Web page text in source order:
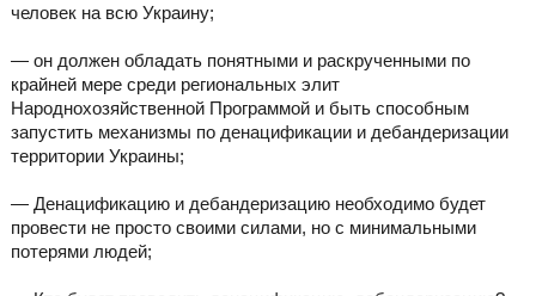
человек на всю Украину;
— он должен обладать понятными и раскрученными по
крайней мере среди региональных элит
Народнохозяйственной Программой и быть способным
запустить механизмы по денацификации и дебандеризации
территории Украины;
— Денацификацию и дебандеризацию необходимо будет
провести не просто своими силами, но с минимальными
потерями людей;